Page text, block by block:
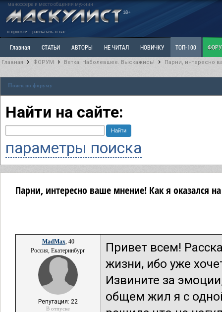
маносфера и место общения мужчин
18+
о проекте рассказать о нас
Главная СТАТЬИ АВТОРЫ НЕ ЧИТАЛ НОВИЧКУ ТОП-100
Ветка: Наболевшее. Выскажись!
РАЗДЕЛ: Разное
Главная ФОРУМ Ветка: Наболевшее. Выскажись! Парни, интересно
Поиск по форуму
Найти на сайте:
параметры поиска
Парни, интересно ваше мнение! Как я оказался на
MadMax, 40
Россия, Екатеринбург
Репутация: 22
В отпуске
Привет всем!
жизни, ибо уже
Извините за
общем жил я с